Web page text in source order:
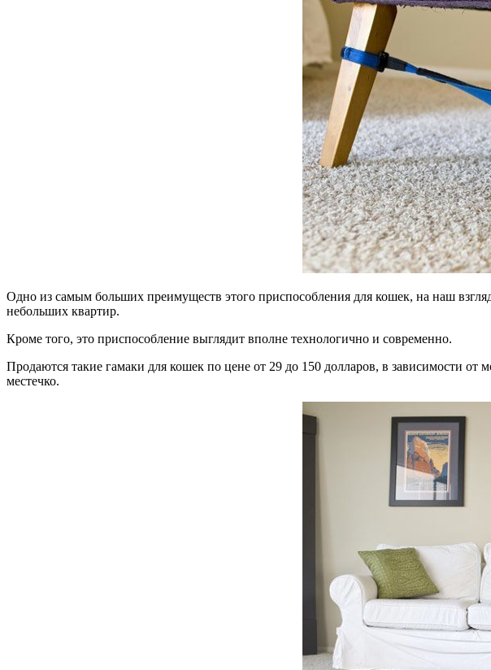
Одно из самым больших преимуществ этого приспособления для кошек, на наш
небольших квартир.
Кроме того, это приспособление выглядит вполне технологично и современно.
Продаются такие гамаки для кошек по цене от 29 до 150 долларов, в зависимости
местечко.